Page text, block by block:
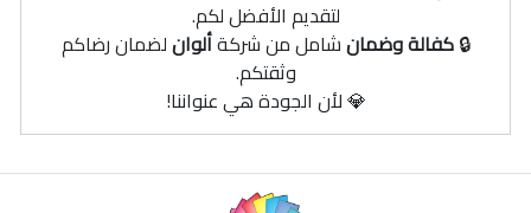
لتقديم الأفضل لكم.
🔒كفالة وضمانشامل من شركةألوانلضمان رضاكم
وثقتكم.
💎 لأن الجودة هي عنواننا!